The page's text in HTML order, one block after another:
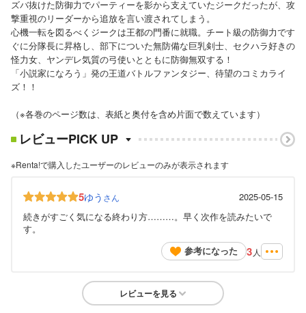
ズバ抜けた防御力でパーティーを影から支えていたジークだったが、攻
撃重視のリーダーから追放を言い渡されてしまう。
心機一転を図るべくジークは王都の門番に就職。チート級の防御力です
ぐに分隊長に昇格し、部下についた無防備な巨乳剣士、セクハラ好きの
怪力女、ヤンデレ気質の弓使いとともに防御無双する！
「小説家になろう」発の王道バトルファンタジー、待望のコミカライ
ズ！！
（※各巻のページ数は、表紙と奥付を含め片面で数えています）
レビューPICK UP
※Renta!で購入したユーザーのレビューのみが表示されます
5ゆう さん
2025-05-15
続きがすごく気になる終わり方………。早く次作を読みたいで
す。
参考になった
3 人
レビューを見る